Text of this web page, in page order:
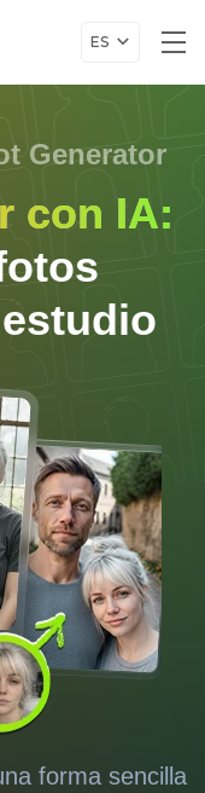
ES
Generator
con IA:
forma sencilla